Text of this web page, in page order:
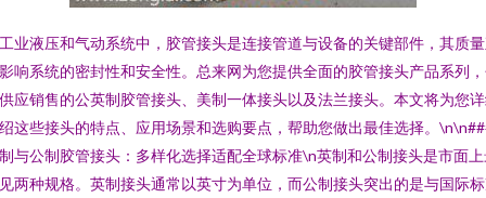
业液压和气动系统中，胶管接头是连接管道与设备的关键部件，其质
响系统的密封性和安全性。总来网为您提供全面的胶管接头产品系列
应销售的公英制胶管接头、美制一体接头以及法兰接头。本文将为您
这些接头的特点、应用场景和选购要点，帮助您做出最佳选择。
与公制胶管接头：多样化选择适配全球标准\n英制和公制接头是市面
两种规格。英制接头通常以英寸为单位，而公制接头突出的是与国际